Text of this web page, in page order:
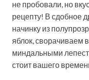
не пробовали, но
рецепту! В сдобное
начинку из
яблок, сворачиваем
миндальными
стоит вашего